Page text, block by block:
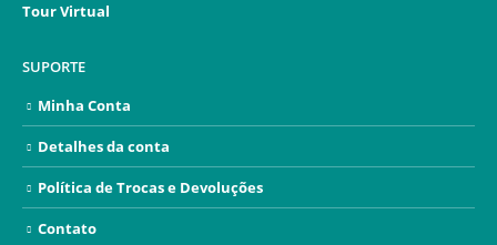
Tour Virtual
SUPORTE
Minha Conta
Detalhes da conta
Política de Trocas e Devoluções
Contato